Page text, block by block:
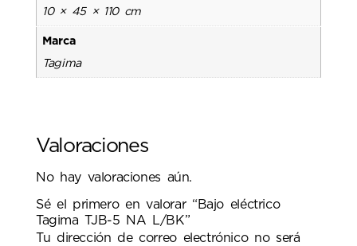
10 × 45 × 110 cm
Marca
Tagima
Valoraciones
No hay valoraciones aún.
Sé el primero en valorar “Bajo eléctrico
Tagima TJB-5 NA L/BK”
Tu dirección de correo electrónico no será